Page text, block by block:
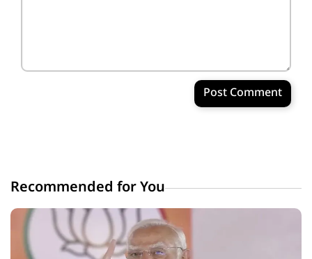
Post Comment
Recommended for You